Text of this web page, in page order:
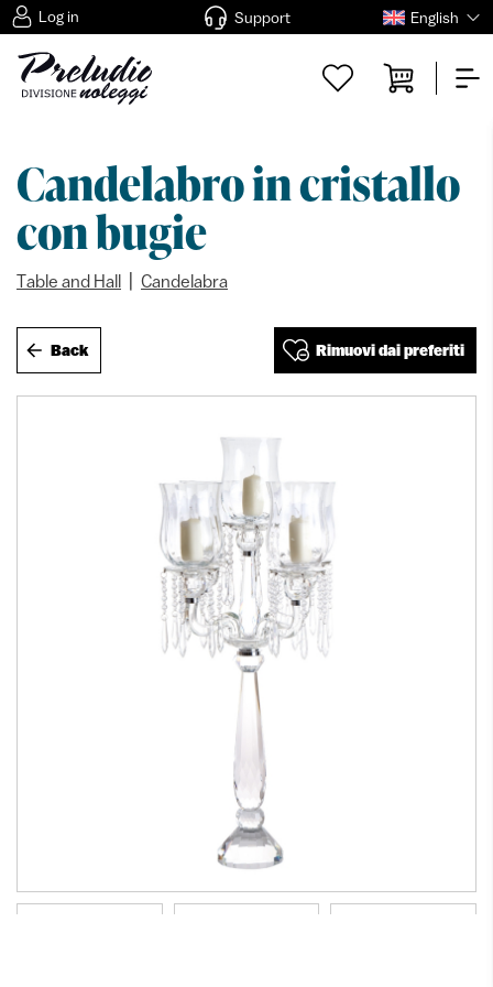
Log in Support English
Candelabro in cristallo
con bugie
Table and Hall Candelabra
Back Rimuovi dai preferiti